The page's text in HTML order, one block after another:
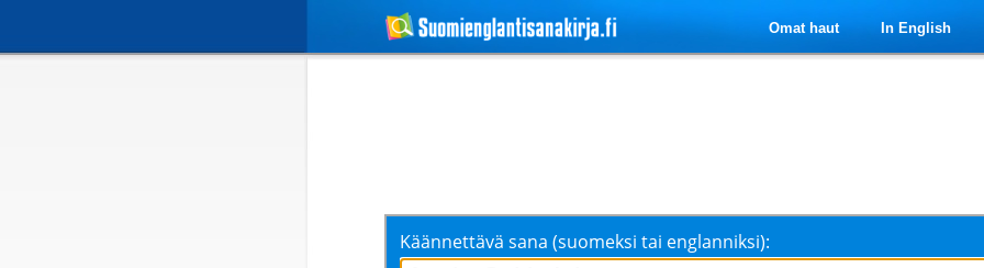
Omat haut In English
Käännettävä sana (suomeksi tai englanniksi):